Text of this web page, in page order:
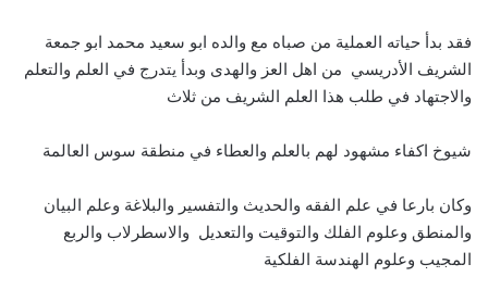
فقد بدأ حياته العملية من صباه مع والده ابو سعيد محمد ابو جمعة
الشريف الأدريسي من اهل العز والهدى وبدأ يتدرج في العلم والتعلم
والاجتهاد في طلب هذا العلم الشريف من ثلاث
شيوخ اكفاء مشهود لهم بالعلم والعطاء في منطقة سوس العالمة
وكان بارعا في علم الفقه والحديث والتفسير والبلاغة وعلم البيان
والمنطق وعلوم الفلك والتوقيت والتعديل والاسطرلاب والربع
المجيب وعلوم الهندسة الفلكية